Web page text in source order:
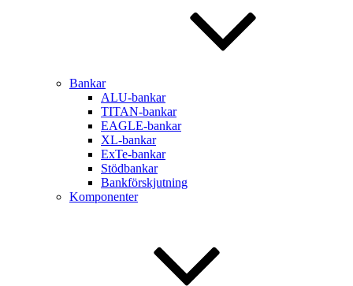
Bankar
ALU-bankar
TITAN-bankar
EAGLE-bankar
XL-bankar
ExTe-bankar
Stödbankar
Bankförskjutning
Komponenter